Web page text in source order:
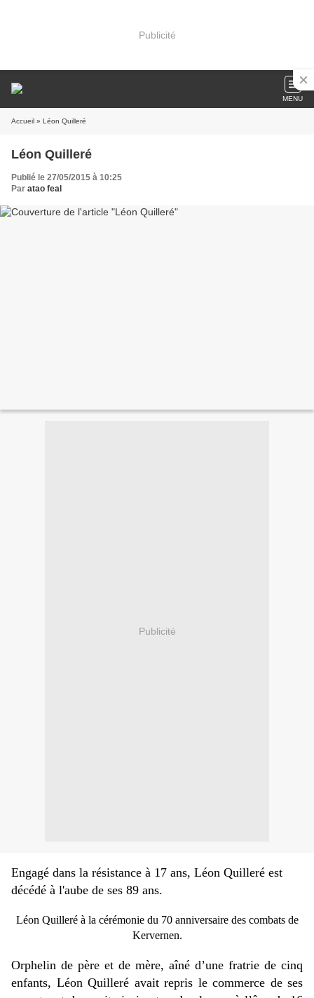
Publicité
MENU
Accueil » Léon Quilleré
Léon Quilleré
Publié le 27/05/2015 à 10:25
Par atao feal
Publicité
Engagé dans la résistance à 17 ans, Léon Quilleré est
décédé à l'aube de ses 89 ans.
Léon Quilleré à la cérémonie du 70 anniversaire des combats de
Kervernen.
Orphelin de père et de mère, aîné d’une fratrie de cinq
enfants, Léon Quilleré avait repris le commerce de ses